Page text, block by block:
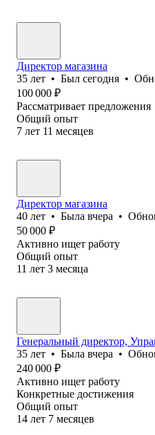
Директор магазина
35 лет • Был сегодня •
100 000 ₽
Рассматривает предложения
Общий опыт
7 лет 11 месяцев
Директор магазина
40 лет • Была вчера •
50 000 ₽
Активно ищет работу
Общий опыт
11 лет 3 месяца
Генеральный директор,
35 лет • Была вчера •
240 000 ₽
Активно ищет работу
Конкретные достижения
Общий опыт
14 лет 7 месяцев